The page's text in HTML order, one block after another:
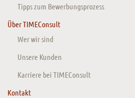
Tipps zum Bewerbungsprozess
Über TIMEConsult
Wer wir sind
Unsere Kunden
Karriere bei TIMEConsult
Kontakt